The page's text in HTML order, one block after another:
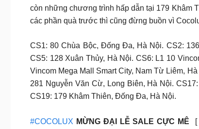
còn những chương trình hấp dẫn tại 179 Khâm
các phần quà trước thì cũng đừng buồn vì
CS1: 80 Chùa Bộc, Đống Đa, Hà Nội. CS2:
CS5: 128 Xuân Thủy, Hà Nội. CS6: L1 10
Vincom Mega Mall Smart City, Nam Từ Liêm,
281 Nguyễn Văn Cừ, Long Biên, Hà Nội.
CS19: 179 Khâm Thiên, Đống Đa, Hà Nội.
#COCOLUX MỪNG ĐẠI LỄ SALE CỰC MÊ